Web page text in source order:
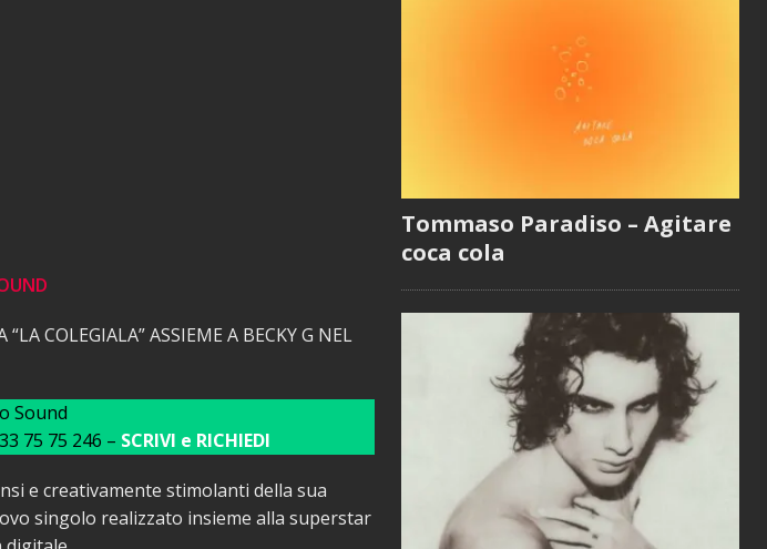
COLEGIALA” ASSIEME A BECKY G NEL
Sound
75 75 246 – SCRIVI e RICHIEDI
e creativamente stimolanti della sua
singolo realizzato insieme alla superstar
Tommaso Paradiso – Agitare
coca cola